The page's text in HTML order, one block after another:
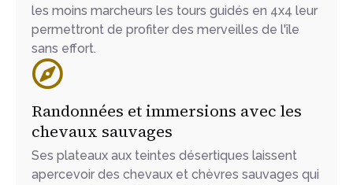
les moins marcheurs les tours guidés en 4x4 leur
permettront de profiter des merveilles de l'île
sans effort.
Randonnées et immersions avec les
chevaux sauvages
Ses plateaux aux teintes désertiques laissent
apercevoir des chevaux et chèvres sauvages qui